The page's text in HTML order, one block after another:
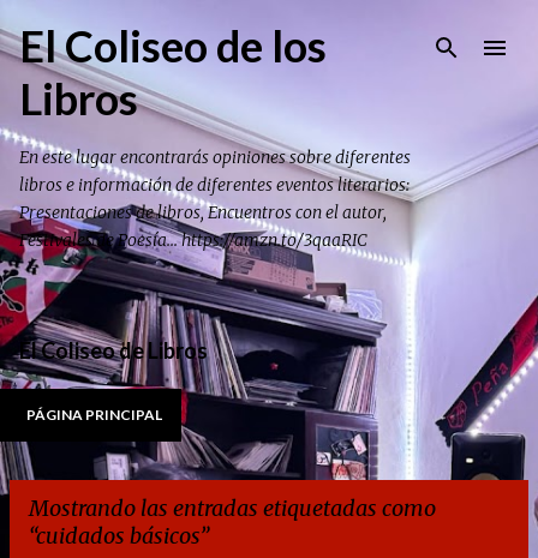
Ir al contenido principal
El Coliseo de los
Libros
En este lugar encontrarás opiniones sobre diferentes
libros e información de diferentes eventos literarios:
Presentaciones de libros, Encuentros con el autor,
Festivales de Poesía... https://amzn.to/3qaaRIC
El Coliseo de Libros
PÁGINA PRINCIPAL
Mostrando las entradas etiquetadas como
cuidados básicos